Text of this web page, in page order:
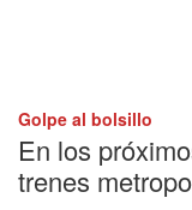
Golpe al bolsillo
En los
trenes